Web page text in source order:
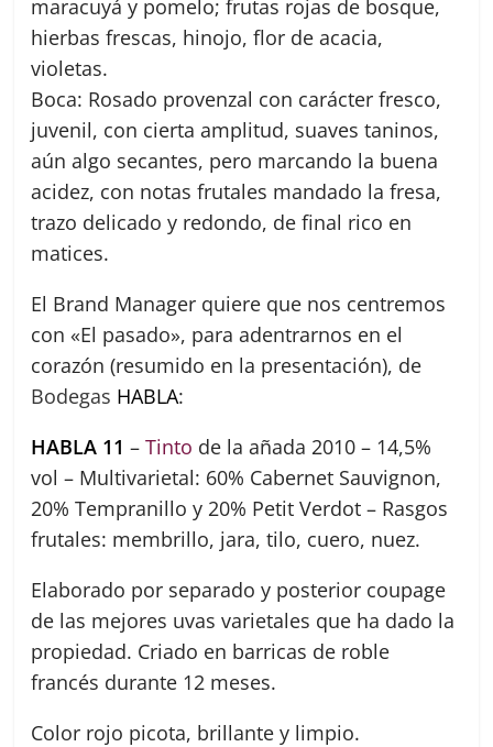
maracuyá y pomelo; frutas rojas de bosque,
hierbas frescas, hinojo, flor de acacia,
violetas.
Boca: Rosado provenzal con carácter fresco,
juvenil, con cierta amplitud, suaves taninos,
aún algo secantes, pero marcando la buena
acidez, con notas frutales mandado la fresa,
trazo delicado y redondo, de final rico en
matices.
El Brand Manager quiere que nos centremos
con «El pasado», para adentrarnos en el
corazón (resumido en la presentación), de
Bodegas HABLA:
HABLA 11 –Tinto de la añada 2010 – 14,5%
vol – Multivarietal: 60% Cabernet Sauvignon,
20% Tempranillo y 20% Petit Verdot – Rasgos
frutales: membrillo, jara, tilo, cuero, nuez.
Elaborado por separado y posterior coupage
de las mejores uvas varietales que ha dado la
propiedad. Criado en barricas de roble
francés durante 12 meses.
Color rojo picota, brillante y limpio.